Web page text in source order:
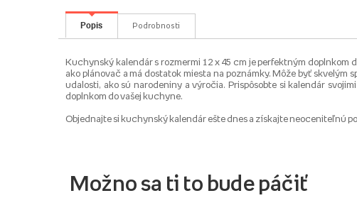
Popis Podrobnosti
Kuchynský kalendár s rozmermi 12 x 45 cm je perfektným
ako plánovač a má dostatok miesta na poznámky. Môže byť
udalosti, ako sú narodeniny a výročia. Prispôsobte si kalendár
doplnkom do vašej kuchyne.
Objednajte si kuchynský kalendár ešte dnes a získajte neoceniteľnú
Možno sa ti to bude páčiť